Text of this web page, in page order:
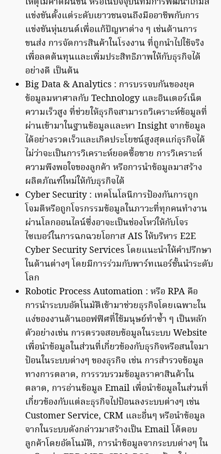
แข่งขันตั้งแต่ระดับเยาวชนจนถึงมืออาชีพกับการ
แข่งขันหุ่นยนต์เพื่อแก้ปัญหาต่าง ๆ เช่นด้านการ
ขนส่ง การจัดการสินค้าในโรงงาน ที่ถูกนำไปใช้จริง
เพื่อลดต้นทุนและเพิ่มประสิทธิภาพให้กับธุรกิจได้
อย่างดี เป็นต้น
Big Data & Analytics : การบรรจบกันของยุค
ข้อมูลมหาศาลกับ Technology และอินเตอร์เน็ต
ความเร็วสูง ที่ช่วยให้ธุรกิจสามารถวิเคราะห์ข้อมูลที่
ผ่านเข้ามาในฐานข้อมูลและหา Insight จากข้อมูล
ได้อย่างรวดเร็วและเกิดประโยชน์สูงสุดแก่ธุรกิจได้
ไม่ว่าจะเป็นการวิเคราะห์ยอดซื้อขาย การวิเคราะห์
ความพึงพอใจของลูกค้า หรือการนำข้อมูลมาสร้าง
ผลิตภัณฑ์ใหม่ให้กับธุรกิจได้
Cyber Security : เทคโนโลนีการป้องกันการถูก
โจมตีหรือถูกโจรกรรมข้อมูลในภาวะที่ทุกคนทำงาน
ผ่านโลกออนไลน์ซึ่งอาจะเป็นช่องโหว่ให้กับโจร
ไซเบอร์ในการฉกฉวยโอกาส AIS ให้บริหาร E2E
Cyber Security Services โดยแนะนำให้คำปรึกษา
ในด้านต่างๆ โดยมีการร่วมกับพาร์ทเนอร์ชั้นนำระดับ
โลก
Robotic Process Automation : หรือ RPA คือ
การนำระบบอัตโนมัติเข้ามาช่วยธุรกิจโดยเฉพาะใน
แง่ของงานด้านออฟฟิศที่ใช้มนุษย์ทำซ้ำ ๆ เป็นหลัก
ตัวอย่างเช่น การตรวจสอบข้อมูลในระบบ Website
เพื่อนำข้อมูลในส่วนที่เกี่ยวข้องกับธุรกิจหรือสนใจมา
ป้อนในระบบต่างๆ ของธุรกิจ เช่น การสำรวจข้อมูล
ทางการตลาด, การรวบรวมข้อมูลราคาสินค้าใน
ตลาด, การอ่านข้อมูล Email เพื่อนำข้อมูลในส่วนที่
เกี่ยวข้องกับแต่ละธุรกิจไปป้อนลงระบบต่างๆ เช่น
Customer Service, CRM และอื่นๆ หรือนำข้อมูล
จากในระบบดังกล่าวมาสร้างเป็น Email โต้ตอบ
ลูกค้าโดยอัตโนมัติ, การนำข้อมูลจากระบบต่างๆ ใน